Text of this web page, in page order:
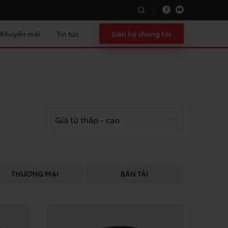
Khuyến mãi Tin tức Liên hệ chúng tôi
Giá từ thấp - cao
THƯƠNG MẠI BÁN TẢI